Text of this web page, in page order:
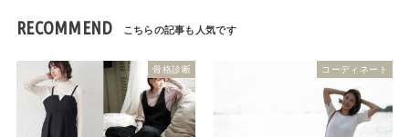
RECOMMEND
骨格診断 コーディネート